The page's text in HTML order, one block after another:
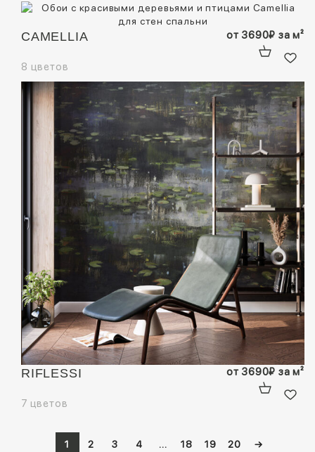
CAMELLIA
8 цветов
от 3690₽ за м²
RIFLESSI
7 цветов
от 3690₽ за м²
1 2 3 4 … 18 19 20 →